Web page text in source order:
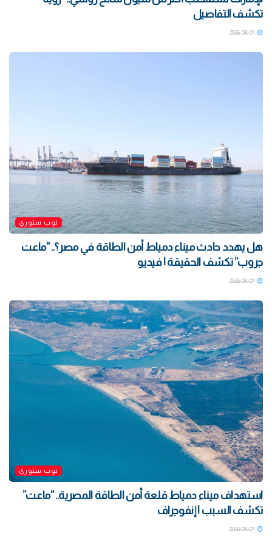
تكشف التفاصيل
توب ستوري
هل يهدد حادث ميناء دمياط أمن الطاقة في مصر؟.. “ماعت
جروب” تكشف الحقيقة | فيديو
توب ستوري
استهداف ميناء دمياط قلعة أمن الطاقة المصرية.. “ماعت”
تكشف السبب | إنفوجراف